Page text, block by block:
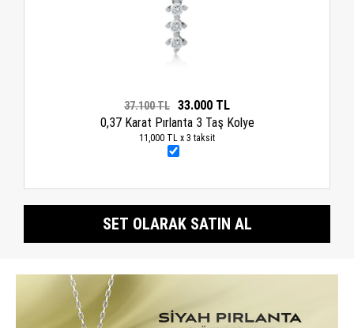
37.100 TL
33.000 TL
0,37 Karat Pırlanta 3 Taş Kolye
11,000 TL x 3 taksit
SET OLARAK SATIN AL